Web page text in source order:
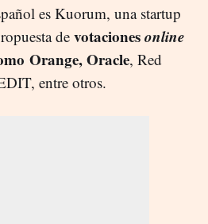
es Kuorum, una startup
de votacionesonline
Orange, Oracle, Red
entre otros.